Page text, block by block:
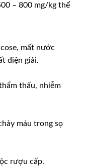
– 800 mg/kg thể
mất nước
điện giải.
thấu, nhiễm
máu trong sọ
rượu cấp.